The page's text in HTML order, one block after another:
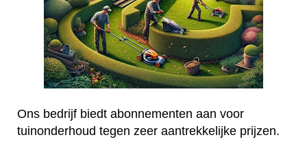
Ons bedrijf biedt abonnementen aan voor
tuinonderhoud tegen zeer aantrekkelijke prijzen.